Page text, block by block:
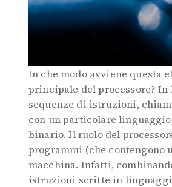
In che modo avviene questa
principale del processore? In
sequenze di istruzioni,
con un particolare
binario. Il ruolo del
programmi (che
macchina. Infatti,
istruzioni scritte in